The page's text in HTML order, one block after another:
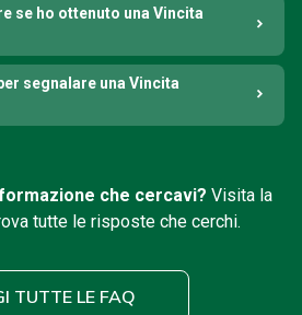
se ho ottenuto una Vincita
segnalare una Vincita
che cercavi? Visita la
tutte le risposte che cerchi.
TUTTE LE FAQ